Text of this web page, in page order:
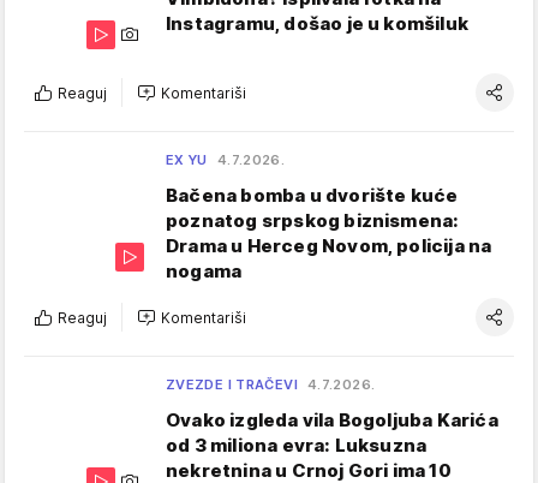
Instagramu, došao je u komšiluk
Reaguj Komentariši
EX YU 4.7.2026.
Bačena bomba u dvorište kuće
poznatog srpskog biznismena:
Drama u Herceg Novom, policija na
nogama
Reaguj Komentariši
ZVEZDE I TRAČEVI 4.7.2026.
Ovako izgleda vila Bogoljuba Karića
od 3 miliona evra: Luksuzna
nekretnina u Crnoj Gori ima 10